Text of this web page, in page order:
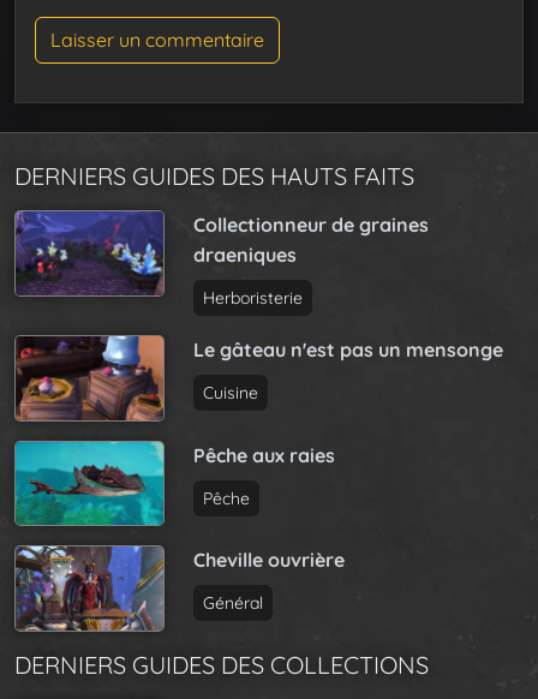
DERNIERS GUIDES DES HAUTS FAITS
Collectionneur de graines
draeniques
Herboristerie
Le gâteau n'est pas un mensonge
Cuisine
Pêche aux raies
Pêche
Cheville ouvrière
Général
DERNIERS GUIDES DES COLLECTIONS